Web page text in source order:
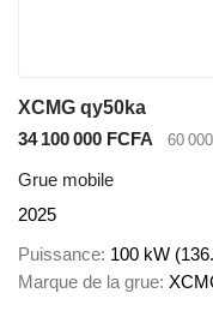
XCMG qy50ka
34 100 000 FCFA
60
Grue mobile
2025
Puissance 100 kW
Marque de la grue